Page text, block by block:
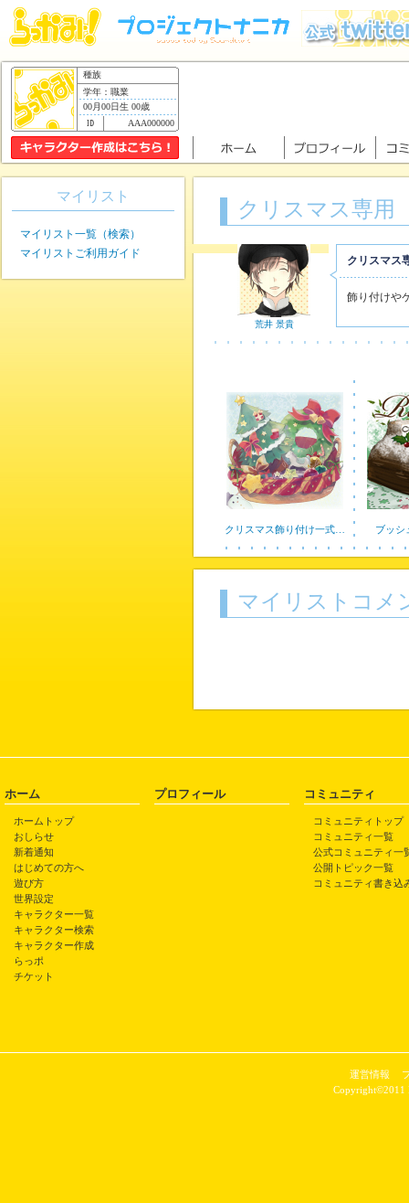
種族
学年：職業
00月00日生 00歳
AAA000000
クリスマス専用
荒井 景貴
クリスマス
飾り付けや
クリスマス飾り付け一式… ブッシ
マイリストコメ
マイリスト
マイリスト一覧（検索）
マイリストご利用ガイド
ホーム
ホームトップ
おしらせ
新着通知
はじめての方へ
遊び方
世界設定
キャラクター一覧
キャラクター検索
キャラクター作成
らっポ
チケット
プロフィール コミュニティ
コミュニティトップ
コミュニティ一覧
公式コミュニティ一
公開トピック一覧
コミュニティ書き込
運営情報
Copyright©2011